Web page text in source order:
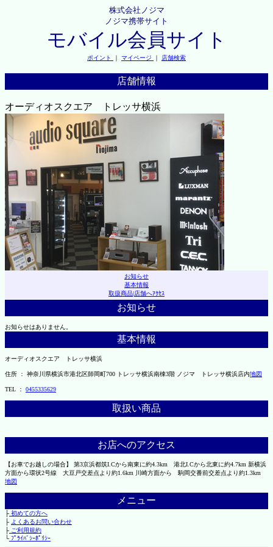
株式会社ノジマ
ノジマ携帯サイト
モバイル会員サイト
ポイント ｜ マイページ ｜ 店舗検索
店舗情報
オーディオスクエア トレッサ横浜
お知らせ
基本情報
取扱商品|店舗へｱｸｾｽ
お知らせ
お知らせはありません。
基本情報
オーディオスクエア トレッサ横浜
住所 ： 神奈川県横浜市港北区師岡町700 トレッサ横浜南棟3階 ノジマ トレッサ横浜店内地図
TEL ： 0455335629
取扱い商品
お店へのアクセス
【お車でお越しの場合】 第3京浜都筑I.Cから南東に約4.3km 港北I.Cから北東に約4.7km 新横浜
方面から環状2号線 大豆戸交差点より約1.6km 川崎方面から 駒岡交番前交差点より約1.3km
地図
メニュー
├初めての方へ
├ よくあるお問い合わせ
├ご利用規約
└ﾌﾟﾗｲﾊﾞｼｰﾎﾟﾘｼｰ